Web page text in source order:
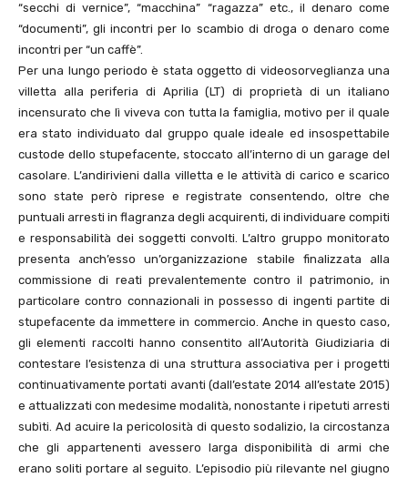
“secchi di vernice”, “macchina” “ragazza” etc., il denaro come
“documenti”, gli incontri per lo scambio di droga o denaro come
incontri per “un caffè”.
Per una lungo periodo è stata oggetto di videosorveglianza una
villetta alla periferia di Aprilia (LT) di proprietà di un italiano
incensurato che lì viveva con tutta la famiglia, motivo per il quale
era stato individuato dal gruppo quale ideale ed insospettabile
custode dello stupefacente, stoccato all’interno di un garage del
casolare. L’andirivieni dalla villetta e le attività di carico e scarico
sono state però riprese e registrate consentendo, oltre che
puntuali arresti in flagranza degli acquirenti, di individuare compiti
e responsabilità dei soggetti convolti. L’altro gruppo monitorato
presenta anch’esso un’organizzazione stabile finalizzata alla
commissione di reati prevalentemente contro il patrimonio, in
particolare contro connazionali in possesso di ingenti partite di
stupefacente da immettere in commercio. Anche in questo caso,
gli elementi raccolti hanno consentito all’Autorità Giudiziaria di
contestare l’esistenza di una struttura associativa per i progetti
continuativamente portati avanti (dall’estate 2014 all’estate 2015)
e attualizzati con medesime modalità, nonostante i ripetuti arresti
subìti. Ad acuire la pericolosità di questo sodalizio, la circostanza
che gli appartenenti avessero larga disponibilità di armi che
erano soliti portare al seguito. L’episodio più rilevante nel giugno